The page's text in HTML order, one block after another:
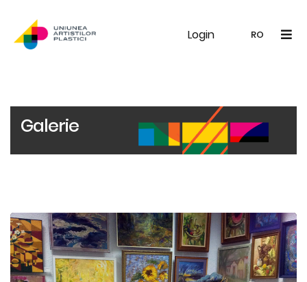
Login RO
UAP Galerie Noutăți
Galerie